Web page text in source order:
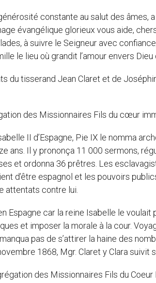
constante au salut des âmes,
évangélique glorieux vous aide,
à suivre le Seigneur avec
le lieu où grandit l’amour envers
du tisserand Jean Claret et de
des Missionnaires Fils du cœur
II d’Espagne, Pie IX le nomma
ans. Il y prononça 11 000 sermons,
et ordonna 36 prêtres. Les
d’être espagnol et les pouvoirs
attentats contre lui.
Espagne car la reine Isabelle le voulait
et imposer la morale à la cour.
pas de s’attirer la haine des
1868, Mgr. Claret y Clara suivit
des Missionnaires Fils du